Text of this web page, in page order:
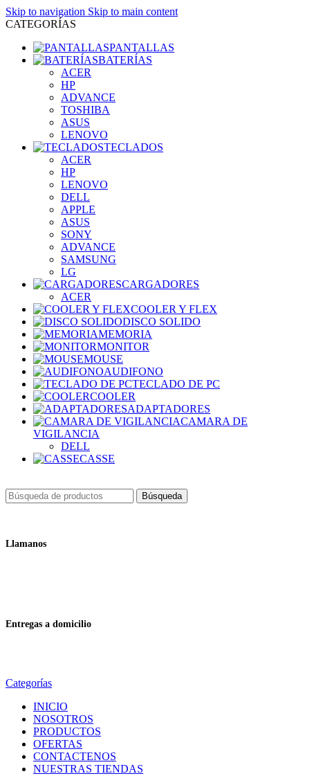
Skip to navigation Skip to main content
CATEGORÍAS
PANTALLAS
BATERÍAS
ACER
HP
ADVANCE
TOSHIBA
ASUS
LENOVO
TECLADOS
ACER
HP
LENOVO
DELL
APPLE
ASUS
SONY
ADVANCE
SAMSUNG
LG
CARGADORES
ACER
COOLER Y FLEX
DISCO SOLIDO
MEMORIA
MONITOR
MOUSE
AUDIFONO
TECLADO DE PC
COOLER
ADAPTADORES
CAMARA DE
VIGILANCIA
DELL
CASSE
Búsqueda
Llamanos
Entregas a domicilio
Categorías
INICIO
NOSOTROS
PRODUCTOS
OFERTAS
CONTACTENOS
NUESTRAS TIENDAS